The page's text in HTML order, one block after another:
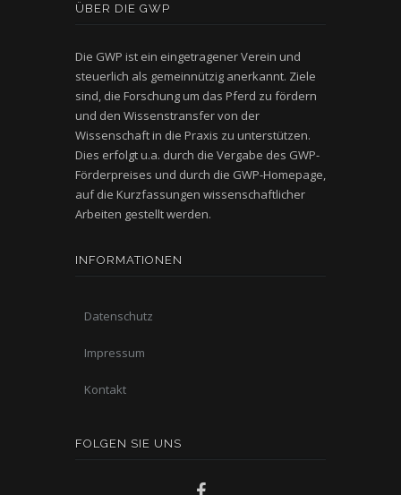
ÜBER DIE GWP
Die GWP ist ein eingetragener Verein und
steuerlich als gemeinnützig anerkannt. Ziele
sind, die Forschung um das Pferd zu fördern
und den Wissenstransfer von der
Wissenschaft in die Praxis zu unterstützen.
Dies erfolgt u.a. durch die Vergabe des GWP-
Förderpreises und durch die GWP-Homepage,
auf die Kurzfassungen wissenschaftlicher
Arbeiten gestellt werden.
INFORMATIONEN
Datenschutz
Impressum
Kontakt
FOLGEN SIE UNS